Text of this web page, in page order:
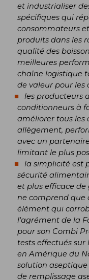
et industrialiser
spécifiques qui
consommateurs
produits dans les
qualité des
meilleures
chaîne logistique
de valeur pour les
les producteurs
conditionneurs à
améliorer tous les
allègement,
avec un
limitant le plus
la simplicité est
sécurité
et plus efficace
ne comprend que
élément qui
l'agrément de la
pour son Combi
tests effectués
en Amérique du
solution
de remplissage